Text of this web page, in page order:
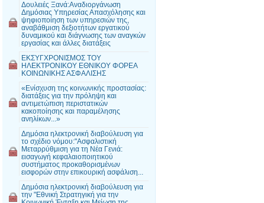
Δουλειές Ξανά:Αναδιοργάνωση
Δημόσιας Υπηρεσίας Απασχόλησης και
ψηφιοποίηση των υπηρεσιών της,
αναβάθμιση δεξιοτήτων εργατικού
δυναμικού και διάγνωσης των αναγκών
εργασίας και άλλες διατάξεις
ΕΚΣΥΓΧΡΟΝΙΣΜΟΣ ΤΟΥ
ΗΛΕΚΤΡΟΝΙΚΟΥ ΕΘΝΙΚΟΥ ΦΟΡΕΑ
ΚΟΙΝΩΝΙΚΗΣ ΑΣΦΑΛΙΣΗΣ
«Ενίσχυση της κοινωνικής προστασίας:
διατάξεις για την πρόληψη και
αντιμετώπιση περιστατικών
κακοποίησης και παραμέλησης
ανηλίκων...»
Δημόσια ηλεκτρονική διαβούλευση για
το σχέδιο νόμου:"Ασφαλιστική
Μεταρρύθμιση για τη Νέα Γενιά:
εισαγωγή κεφαλαιοποιητικού
συστήματος προκαθορισμένων
εισφορών στην επικουρική ασφάλιση...
Δημόσια ηλεκτρονική διαβούλευση για
την "Εθνική Στρατηγική για την